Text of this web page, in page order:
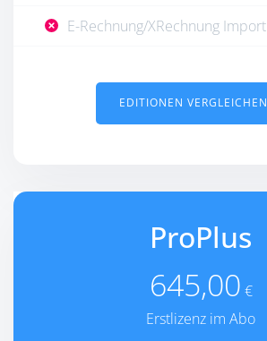
E-Rechnung/XRechnung Import
EDITIONEN VERGLEICHEN
ProPlus
645,00 €
Erstlizenz im Abo